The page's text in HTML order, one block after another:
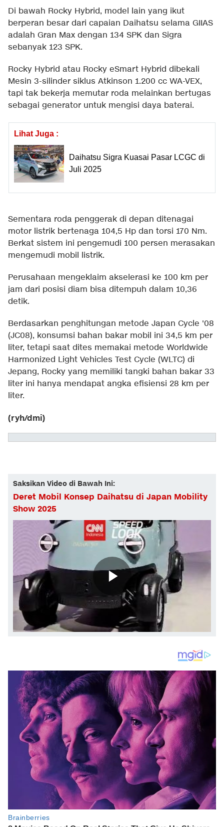
Di bawah Rocky Hybrid, model lain yang ikut
berperan besar dari capaian Daihatsu selama GIIAS
adalah Gran Max dengan 134 SPK dan Sigra
sebanyak 123 SPK.
Rocky Hybrid atau Rocky eSmart Hybrid dibekali
Mesin 3-silinder siklus Atkinson 1.200 cc WA-VEX,
tapi tak bekerja memutar roda melainkan bertugas
sebagai generator untuk mengisi daya baterai.
Lihat Juga :
Daihatsu Sigra Kuasai Pasar LCGC di
Juli 2025
Sementara roda penggerak di depan ditenagai
motor listrik bertenaga 104,5 Hp dan torsi 170 Nm.
Berkat sistem ini pengemudi 100 persen merasakan
mengemudi mobil listrik.
Perusahaan mengeklaim akselerasi ke 100 km per
jam dari posisi diam bisa ditempuh dalam 10,36
detik.
Berdasarkan penghitungan metode Japan Cycle '08
(JC08), konsumsi bahan bakar mobil ini 34,5 km per
liter, tetapi saat dites memakai metode Worldwide
Harmonized Light Vehicles Test Cycle (WLTC) di
Jepang, Rocky yang memiliki tangki bahan bakar 33
liter ini hanya mendapat angka efisiensi 28 km per
liter.
(ryh/dmi)
Saksikan Video di Bawah Ini:
Deret Mobil Konsep Daihatsu di Japan Mobility
Show 2025